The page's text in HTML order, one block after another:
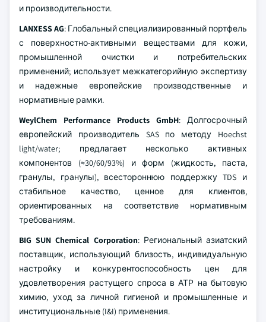
и производительности.
LANXESS AG: Глобальный специализированный портфель
с поверхностно-активными веществами для кожи,
промышленной очистки и потребительских
применений; использует межкатегорийную экспертизу
и надежные европейские производственные и
нормативные рамки.
WeylChem Performance Products GmbH: Долгосрочный
европейский производитель SAS по методу Hoechst
light/water; предлагает несколько активных
компонентов (≈30/60/93%) и форм (жидкость, паста,
гранулы, гранулы), всестороннюю поддержку TDS и
стабильное качество, ценное для клиентов,
ориентированных на соответствие нормативным
требованиям.
BIG SUN Chemical Corporation: Региональный азиатский
поставщик, использующий близость, индивидуальную
настройку и конкурентоспособность цен для
удовлетворения растущего спроса в АТР на бытовую
химию, уход за личной гигиеной и промышленные и
институциональные (I&I) применения.